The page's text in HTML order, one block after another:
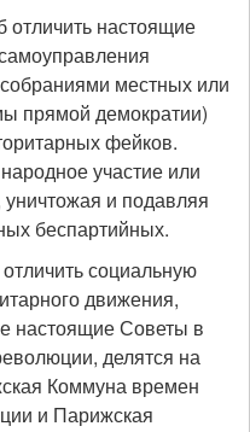
отличить настоящие
местных или
прямой демократии)
фейков.
участие или
уничтожая и подавляя
беспартийных.
социальную
движения,
настоящие Советы в
делятся на
Коммуна времен
и Парижская